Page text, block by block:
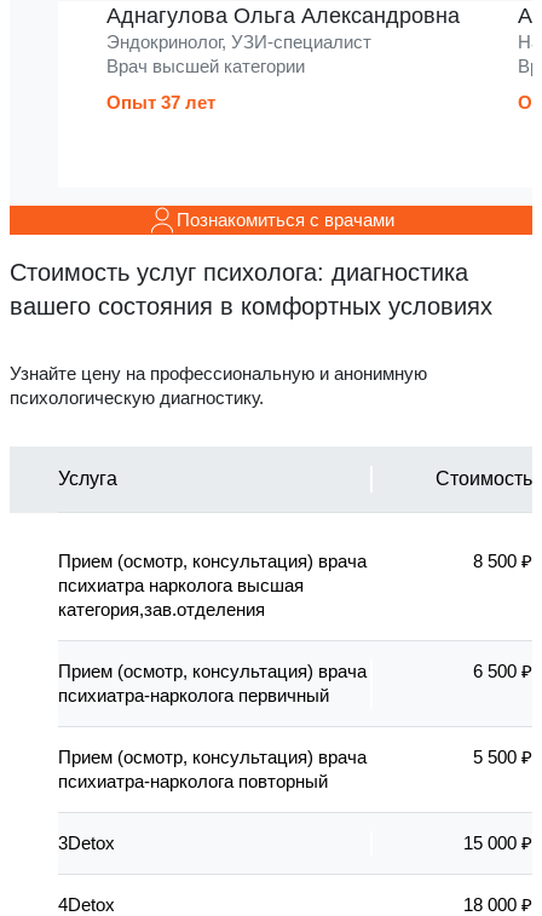
Аднагулова Ольга Александровна
Эндокринолог, УЗИ-специалист
Врач высшей категории
Опыт 37 лет
Познакомиться с врачами
Стоимость услуг психолога: диагностика
вашего состояния в комфортных условиях
Узнайте цену на профессиональную и анонимную
психологическую диагностику.
Услуга Стоимость
Прием (осмотр, консультация) врача
психиатра нарколога высшая
категория,зав.отделения
8 500 ₽
Прием (осмотр, консультация) врача
психиатра-нарколога первичный
6 500 ₽
Прием (осмотр, консультация) врача
психиатра-нарколога повторный
5 500 ₽
3Detox 15 000 ₽
4Detox 18 000 ₽